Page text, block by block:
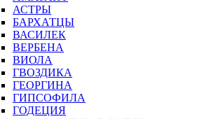
АСТРЫ
БАРХАТЦЫ
ВАСИЛЕК
ВЕРБЕНА
ВИОЛА
ГВОЗДИКА
ГЕОРГИНА
ГИПСОФИЛА
ГОДЕЦИЯ